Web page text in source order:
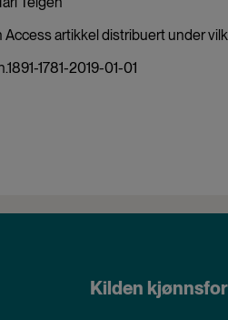
Access artikkel distribuert under
1781-2019-01-01
Kilden